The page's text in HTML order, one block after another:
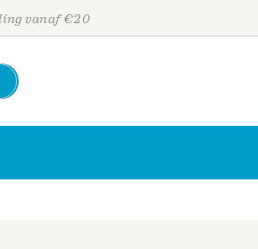
vanaf €20
Personen